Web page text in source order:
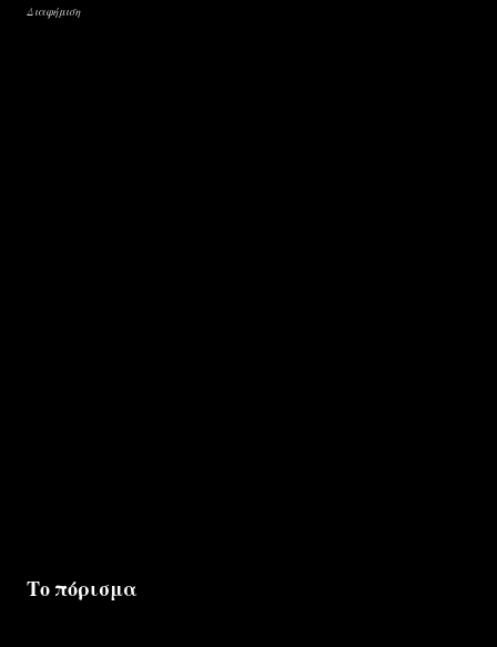
Διαφήμιση
Το πόρισμα